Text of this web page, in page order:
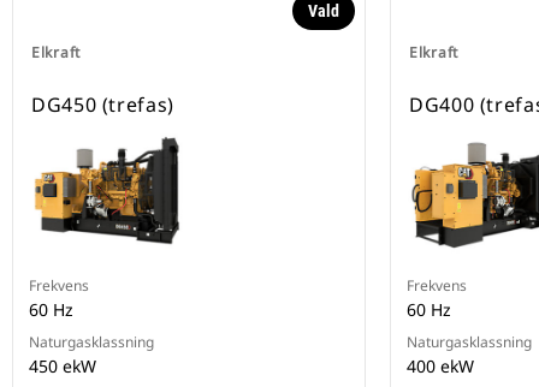
Elkraft
Vald
DG450 (trefas)
Frekvens
60 Hz
Naturgasklassning
450 ekW
Elkraft
DG400
Frekvens
60 Hz
Naturgasklassning
400 ekW